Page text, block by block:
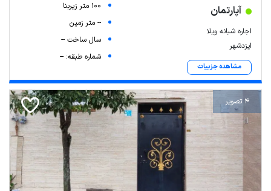
آپارتمان
اجاره شبانه ویلا
ایزدشهر
مشاهده جزییات
100 متر زیربنا
-- متر زمین
سال ساخت --
شماره طبقه: --
4 تصویر